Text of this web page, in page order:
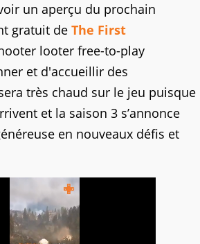
un aperçu du prochain
gratuit de The First
looter free-to-play
et d'accueillir des
très chaud sur le jeu puisque
et la saison 3 s’annonce
en nouveaux défis et